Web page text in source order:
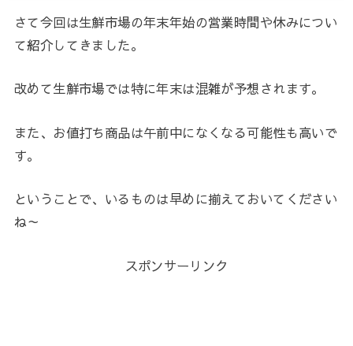
さて今回は生鮮市場の年末年始の営業時間や休みについ
て紹介してきました。
改めて生鮮市場では特に年末は混雑が予想されます。
また、お値打ち商品は午前中になくなる可能性も高いで
す。
ということで、いるものは早めに揃えておいてください
ね～
スポンサーリンク